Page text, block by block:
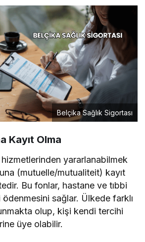
Belçika Sağlık Sigortası
Kayıt Olma
hizmetlerinden yararlanabilmek
(mutuelle/mutualiteit) kayıt
Bu fonlar, hastane ve tıbbi
ödenmesini sağlar. Ülkede farklı
olup, kişi kendi tercihi
üye olabilir.